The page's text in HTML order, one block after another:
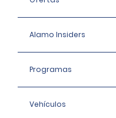
Alamo Insiders
Programas
Vehículos